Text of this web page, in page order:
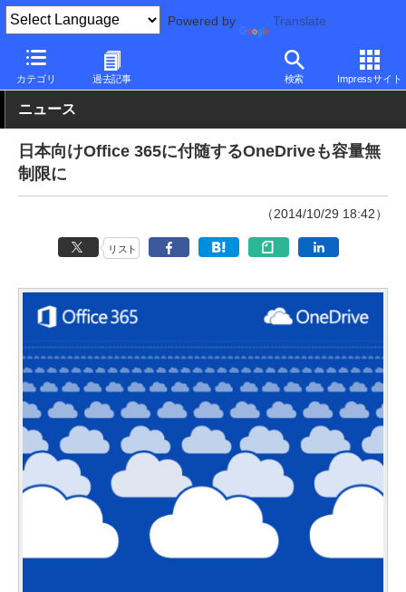
Powered by Translate
カテゴリ 過去記事 検索 Impressサイト
PC Watch 市場 サービス
ニュース
日本向けOffice 365に付随するOneDriveも容量無
制限に
（2014/10/29 18:42）
リスト